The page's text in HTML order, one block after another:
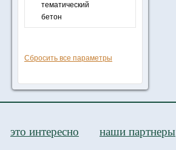
тематический
бетон
Сбросить все параметры
это интересно наши партнеры